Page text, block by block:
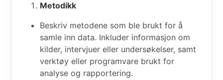
Metodikk
Beskriv metodene som ble brukt for å
samle inn data. Inkluder informasjon om
kilder, intervjuer eller undersøkelser, samt
verktøy eller programvare brukt for
analyse og rapportering.